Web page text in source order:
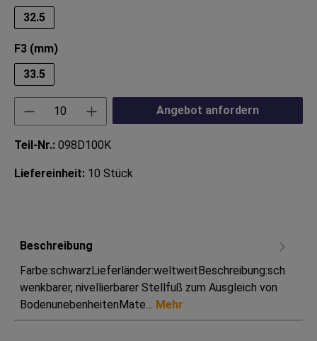
32.5
F3 (mm)auswählen
33.5
Produkt Anzahl: Gib den gewünschten
Angebot anfordern
Teil-Nr.: 098D100K
Liefereinheit: 10 Stück
Beschreibung
Farbe:schwarzLieferländer:weltweitBeschreibung:sch
wenkbarer, nivellierbarer Stellfuß zum Ausgleich von
BodenunebenheitenMate… Mehr